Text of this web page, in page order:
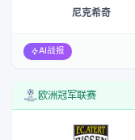
尼克希奇
AI战报
欧洲冠军联赛